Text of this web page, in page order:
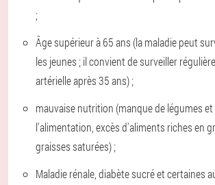
;
Âge supérieur à 65 ans (la maladie peut
les jeunes ; il convient de surveiller
artérielle après 35 ans) ;
mauvaise nutrition (manque de légumes
l'alimentation, excès d'aliments riches en
graisses saturées) ;
Maladie rénale, diabète sucré et certaines